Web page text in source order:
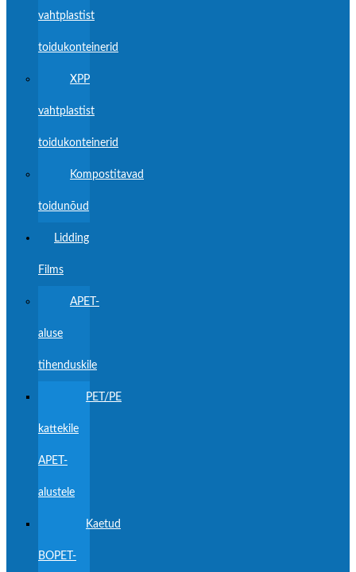
vahtplastist
toidukonteinerid
XPP
vahtplastist
toidukonteinerid
Kompostitavad
toidunõud
Lidding
Films
APET-
aluse
tihenduskile
PET/PE
kattekile
APET-
alustele
Kaetud
BOPET-